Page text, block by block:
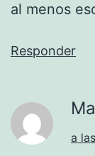
al menos
Responder
a las